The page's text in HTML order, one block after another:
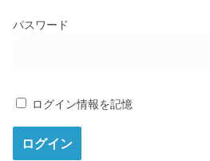
パスワード
ログイン情報を記憶